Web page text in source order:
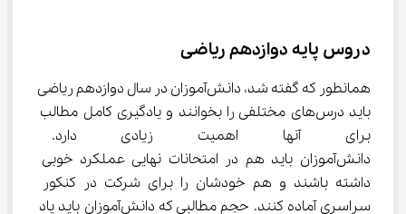
دروس پایه دوازدهم ریاضی
همانطور که گفته شد، دانش‌آموزان در سال دوازدهم ریاضی
باید درس‌های مختلفی را بخوانند و یادگیری کامل مطالب
برای آنها اهمیت زیادی دارد.
دانش‌آموزان باید هم در امتحانات نهایی عملکرد خوبی
داشته باشند و هم خودشان را برای شرکت در کنکور
سراسری آماده کنند. حجم مطالبی که دانش‌آموزان باید یاد